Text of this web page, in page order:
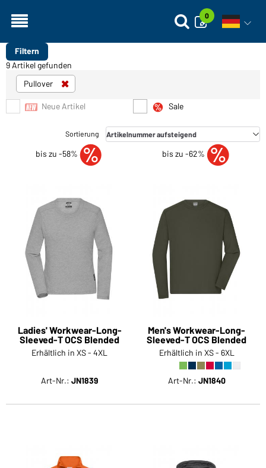
0
Filtern
9 Artikel gefunden
Pullover
Neue Artikel Sale
bis zu -58%
Ladies' Workwear-Long-
Sleeved-T OCS Blended
Erhältlich in XS - 4XL
Art-Nr.: JN1839
bis zu -62%
Men's Workwear-Long-
Sleeved-T OCS Blended
Erhältlich in XS - 6XL
Art-Nr.: JN1840